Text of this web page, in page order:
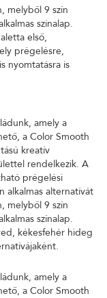
melyből 9 szín
színalap.
első,
prégelésre,
nyomtatásra is
amely a
a Color Smooth
kreatív
rendelkezik. A
prégelési
alkalmas alternatívát
melyből 9 szín
színalap.
kékesfehér hideg
amely a
a Color Smooth